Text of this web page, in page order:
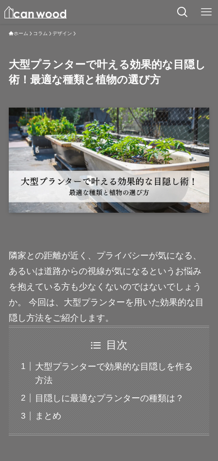
ホーム コラム デザイン
大型プランターで叶える効果的な目隠し
術！最適な種類と植物の選び方
隣家との距離が近く、プライバシーが気になる、
あるいは道路からの視線が気になるというお悩み
を抱えている方も少なくないのではないでしょう
か。 今回は、大型プランターを用いた効果的な目
隠し方法をご紹介します。
目次
大型プランターで効果的な目隠しを作る
方法
目隠しに最適なプランターの種類は？
まとめ